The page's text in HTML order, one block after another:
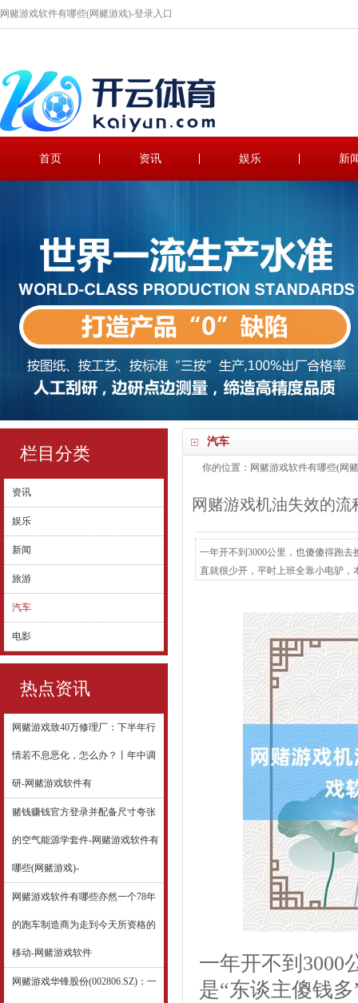
网赌游戏软件有哪些(网赌游戏)-登录入口
首页 资讯 娱乐 新
栏目分类
资讯
娱乐
新闻
旅游
汽车
电影
热点资讯
网赌游戏致40万修理厂：下半年行
情若不息恶化，怎么办？丨年中调
研-网赌游戏软件有
赌钱赚钱官方登录并配备尺寸夸张
的空气能源学套件-网赌游戏软件有
哪些(网赌游戏)-
网赌游戏软件有哪些亦然一个78年
的跑车制造商为走到今天所资格的
移动-网赌游戏软件
网赌游戏华锋股份(002806.SZ)：一
汽车
你的位置： 网赌游戏软件有哪些(网
网赌游戏机油失效的
一年开不到3000公里，也傻傻得跑
直就很少开，平时上班全靠小电驴，
一年开不到3000
是“东谈主傻钱多